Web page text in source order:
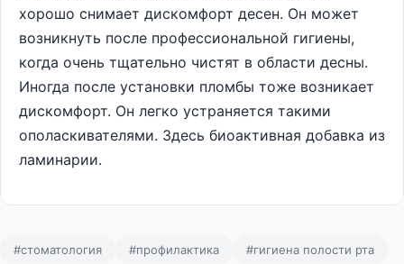
хорошо снимает дискомфорт десен. Он может
возникнуть после профессиональной гигиены,
когда очень тщательно чистят в области десны.
Иногда после установки пломбы тоже возникает
дискомфорт. Он легко устраняется такими
ополаскивателями. Здесь биоактивная добавка из
ламинарии.
#стоматология #профилактика #гигиена полости рта